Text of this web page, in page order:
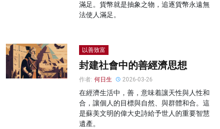
滿足。貨幣就是抽象之物，追逐貨幣永遠無
法使人滿足。
以善致富
封建社會中的善經濟思想
作者: 何日生 2026-03-26
在經濟生活中，善，意味着讓天性與人性和
合，讓個人的目標與自然、與群體和合。這
是蘇美文明的偉大史詩給予世人的重要智慧
遺產。